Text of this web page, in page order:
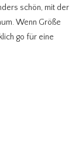
schön, mit der
Wenn Größe
go für eine